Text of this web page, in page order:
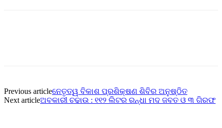
Previous articleନେତୃତ୍ୱ ବିକାଶ ପ୍ରଶିକ୍ଷଣ ଶିବିର ଅନୁଷ୍ଠିତ
Next articleଅବକାରୀ ଚଢାଉ : ୧୧୨ ଲିଟର ରନ୍ଧା ମଦ ଜବତ ଓ ୩ ଗିରଫ